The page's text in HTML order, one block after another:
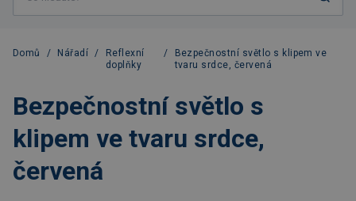
Domů / Nářadí /
Reflexní
doplňky
/
Bezpečnostní světlo s klipem ve
tvaru srdce, červená
Bezpečnostní světlo s
klipem ve tvaru srdce,
červená